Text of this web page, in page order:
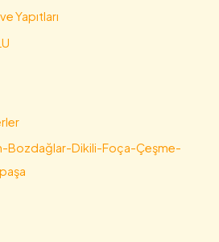
Yapıtları
Bozdağlar-Dikili-Foça-Çeşme-